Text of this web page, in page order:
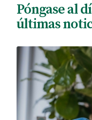
Póngase al
últimas